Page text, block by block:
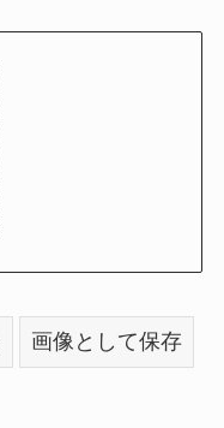
画像として保存